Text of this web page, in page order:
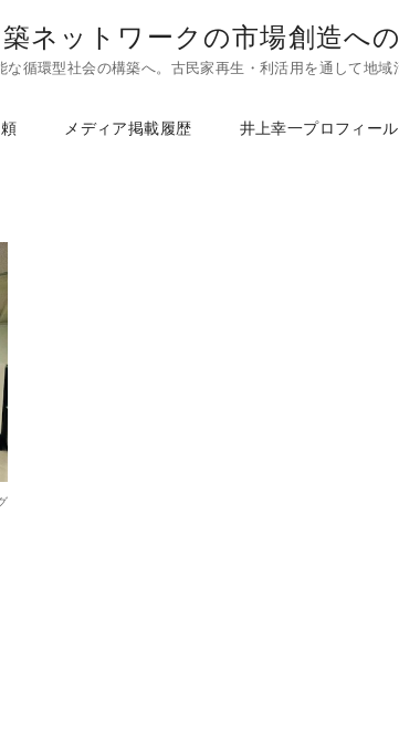
ネットワークの市場創造へ
な循環型社会の構築へ。古民家再生・利活用を通して地域
メディア掲載履歴 井上幸一プロフィール